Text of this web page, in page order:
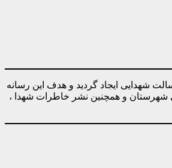
رسالت شهدایی ایجاد گردید و هدف این رسانه
شهرستان و همچنین نشر خاطرات شهدا ،